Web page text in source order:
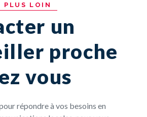
PLUS LOIN
un
proche
vous
répondre à vos besoins en